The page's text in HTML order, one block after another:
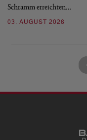
Schramm erreichten…
03. AUGUST 2026